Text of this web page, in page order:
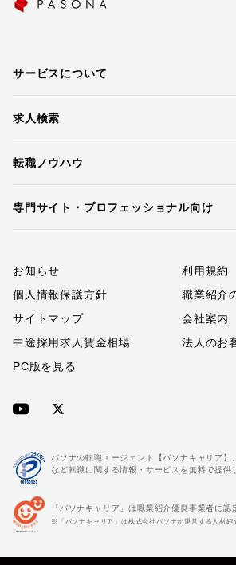
サービスについて
求人検索
転職ノウハウ
専門サイト・プロフェッショナル向け
お知らせ
利用規約
個人情報保護方針
職業紹介
サイトマップ
会社案内
中途採用求人賃金相場
法人のお
PC版を見る
パソナの転職エージェント【パソナキャリア】
など転職に関する情報・サービスを無料で提供
「パソナキャリア」は職業紹介優良事業者に認
※「パソナキャリア」は株式会社パソナが運営する人材紹